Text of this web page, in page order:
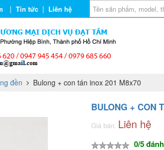
| Tin tức | Liên hệ
đền Bulong + con tán inox 201 M8x70
BULONG + CON
Giá bán: Liên hệ
0/5